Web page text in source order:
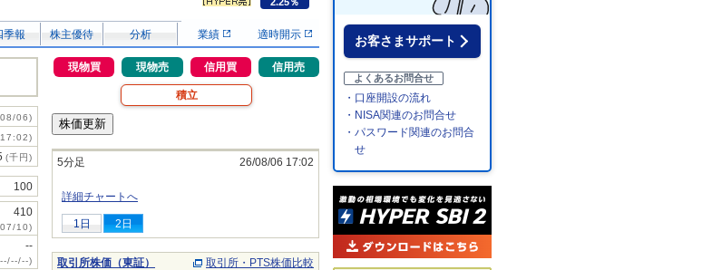
季報 株主優待 分析 業績 適時開示
06)
(千円)
100
410
10)
--
)
現物買 現物売 信用買 信用売
積立
5分足 26/08/06 17:02
詳細チャートへ
1日 2日
取引所株価（東証）
取引所・PTS株価比較
お客さまサポート
よくあるお問合せ
・口座開設の流れ
・NISA関連のお問合せ
・パスワード関連のお問合
せ